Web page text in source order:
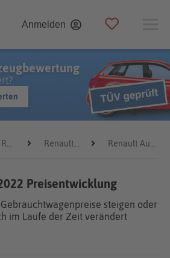
Anmelden
Renault Renault Austral Renault Austral 2022
Preisentwicklung
steigen oder
im Laufe der Zeit verändert